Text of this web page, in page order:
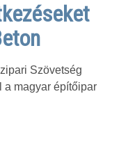
Szövetség
a magyar építőipar